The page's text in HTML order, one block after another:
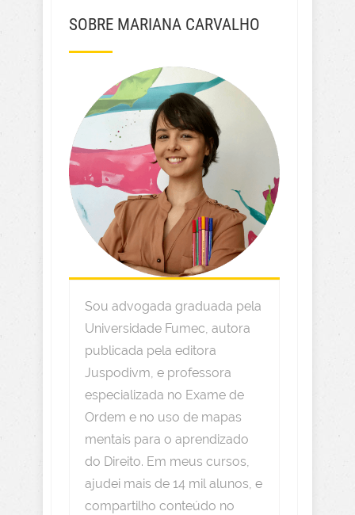
SOBRE MARIANA CARVALHO
Sou advogada graduada pela
Universidade Fumec, autora
publicada pela editora
Juspodivm, e professora
especializada no Exame de
Ordem e no uso de mapas
mentais para o aprendizado
do Direito. Em meus cursos,
ajudei mais de 14 mil alunos, e
compartilho conteúdo no